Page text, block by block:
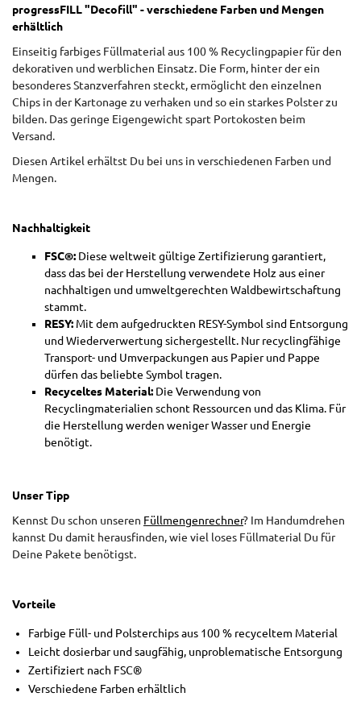
progressFILL "Decofill" - verschiedene Farben und Mengen
erhältlich
Einseitig farbiges Füllmaterial aus 100 % Recyclingpapier für den
dekorativen und werblichen Einsatz. Die Form, hinter der ein
besonderes Stanzverfahren steckt, ermöglicht den einzelnen
Chips in der Kartonage zu verhaken und so ein starkes Polster zu
bilden. Das geringe Eigengewicht spart Portokosten beim
Versand.
Diesen Artikel erhältst Du bei uns in verschiedenen Farben und
Mengen.
Nachhaltigkeit
FSC®: Diese weltweit gültige Zertifizierung garantiert,
dass das bei der Herstellung verwendete Holz aus einer
nachhaltigen und umweltgerechten Waldbewirtschaftung
stammt.
RESY: Mit dem aufgedruckten RESY-Symbol sind Entsorgung
und Wiederverwertung sichergestellt. Nur recyclingfähige
Transport- und Umverpackungen aus Papier und Pappe
dürfen das beliebte Symbol tragen.
Recyceltes Material: Die Verwendung von
Recyclingmaterialien schont Ressourcen und das Klima. Für
die Herstellung werden weniger Wasser und Energie
benötigt.
Unser Tipp
Kennst Du schon unseren Füllmengenrechner? Im Handumdrehen
kannst Du damit herausfinden, wie viel loses Füllmaterial Du für
Deine Pakete benötigst.
Vorteile
Farbige Füll- und Polsterchips aus 100 % recyceltem Material
Leicht dosierbar und saugfähig, unproblematische Entsorgung
Zertifiziert nach FSC®
Verschiedene Farben erhältlich